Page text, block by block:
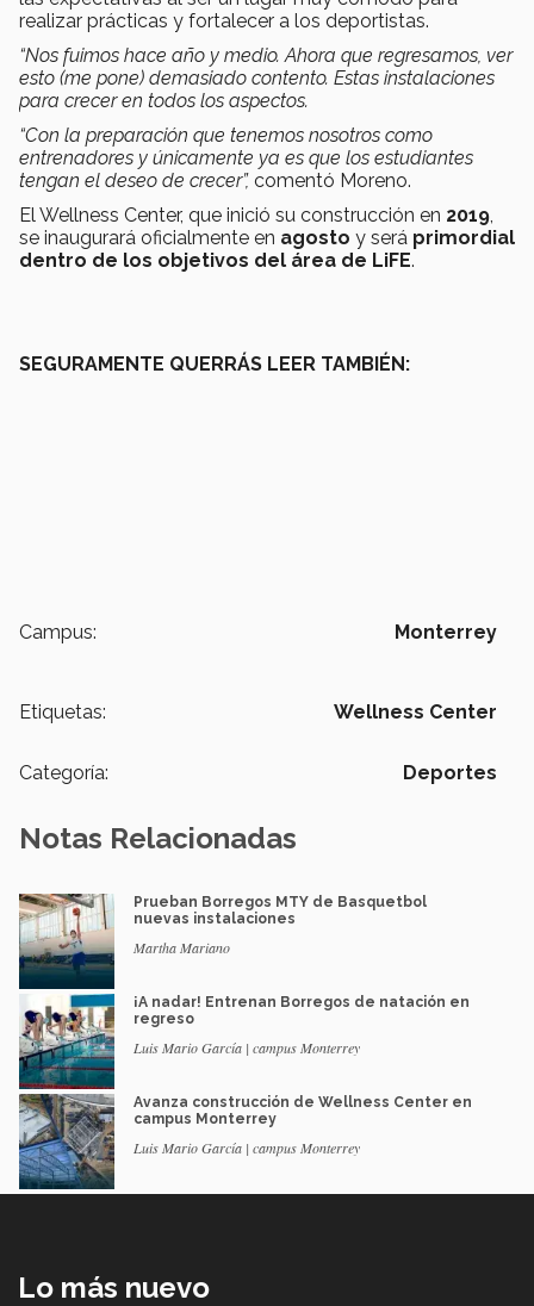
realizar prácticas y fortalecer a los deportistas.
“Nos fuimos hace año y medio. Ahora que regresamos, ver
esto (me pone) demasiado contento. Estas instalaciones
para crecer en todos los aspectos.
“Con la preparación que tenemos nosotros como
entrenadores y únicamente ya es que los estudiantes
tengan el deseo de crecer”, comentó Moreno.
El Wellness Center, que inició su construcción en 2019
se inaugurará oficialmente en agosto y será primordial
dentro de los objetivos del área de LiFE.
SEGURAMENTE QUERRÁS LEER TAMBIÉN:
Campus: Monterrey
Etiquetas: Wellness Center
Categoría: Deportes
Notas Relacionadas
Prueban Borregos MTY de Basquetbol
nuevas instalaciones
Martha Mariano
¡A nadar! Entrenan Borregos de natación en
regreso
Luis Mario García | campus Monterrey
Avanza construcción de Wellness Center en
campus Monterrey
Luis Mario García | campus Monterrey
Lo más nuevo